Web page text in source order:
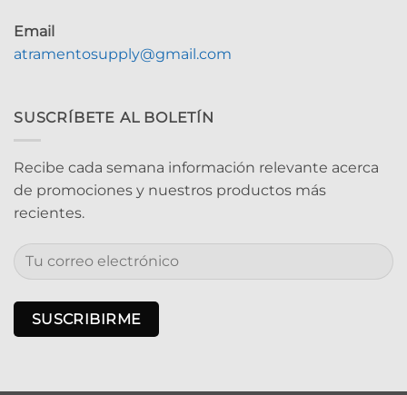
Email
atramentosupply@gmail.com
SUSCRÍBETE AL BOLETÍN
Recibe cada semana información relevante acerca
de promociones y nuestros productos más
recientes.